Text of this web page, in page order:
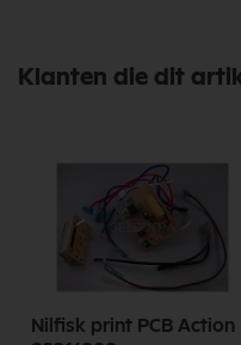
Klanten die dit
Nilfisk print PCB Action